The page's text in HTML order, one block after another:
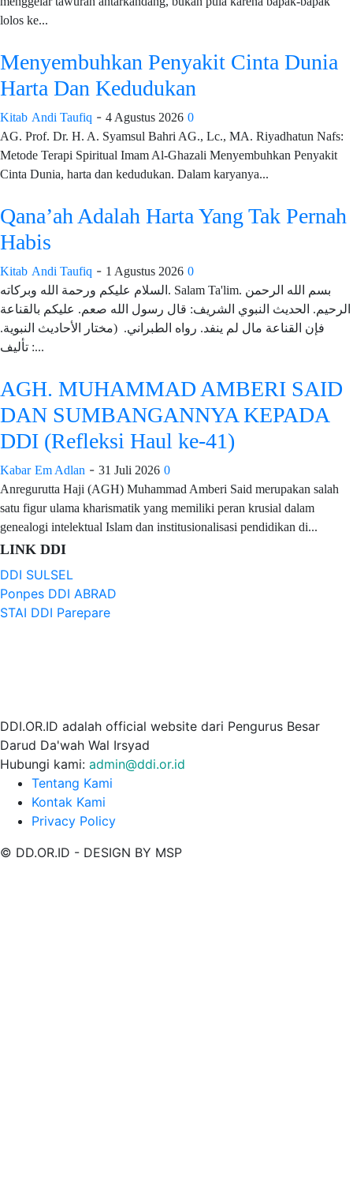
lolos ke...
Menyembuhkan Penyakit Cinta Dunia
Harta Dan Kedudukan
Kitab Andi Taufiq - 4 Agustus 2026 0
AG. Prof. Dr. H. A. Syamsul Bahri AG., Lc., MA. Riyadhatun Nafs:
Metode Terapi Spiritual Imam Al-Ghazali Menyembuhkan Penyakit
Cinta Dunia, harta dan kedudukan. Dalam karyanya...
Qana’ah Adalah Harta Yang Tak Pernah
Habis
Kitab Andi Taufiq - 1 Agustus 2026 0
السلام عليكم ورحمة الله وبركاته. Salam Ta'lim. بسم الله الرحمن
الرحيم. الحديث النبوي الشريف: قال رسول الله صعم. عليكم بالقناعة
فإن القناعة مال لم ينفد. رواه الطبراني. (مختار الأحاديث النبوية.
تأليف :...
AGH. MUHAMMAD AMBERI SAID
DAN SUMBANGANNYA KEPADA
DDI (Refleksi Haul ke-41)
Kabar Em Adlan - 31 Juli 2026 0
Anregurutta Haji (AGH) Muhammad Amberi Said merupakan salah
satu figur ulama kharismatik yang memiliki peran krusial dalam
genealogi intelektual Islam dan institusionalisasi pendidikan di...
LINK DDI
DDI SULSEL
Ponpes DDI ABRAD
STAI DDI Parepare
DDI.OR.ID adalah official website dari Pengurus Besar
Darud Da'wah Wal Irsyad
Hubungi kami: admin@ddi.or.id
Tentang Kami
Kontak Kami
Privacy Policy
© DD.OR.ID - DESIGN BY MSP